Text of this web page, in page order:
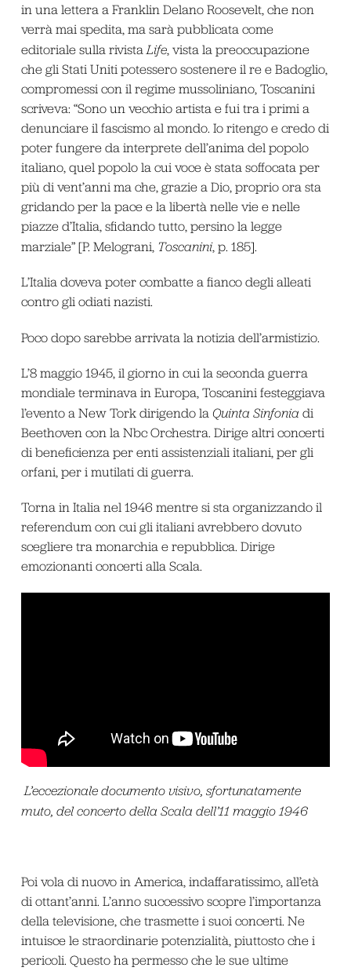
in una lettera a Franklin Delano Roosevelt, che non
verrà mai spedita, ma sarà pubblicata come
editoriale sulla rivista Life, vista la preoccupazione
che gli Stati Uniti potessero sostenere il re e Badoglio,
compromessi con il regime mussoliniano, Toscanini
scriveva: “Sono un vecchio artista e fui tra i primi a
denunciare il fascismo al mondo. Io ritengo e credo di
poter fungere da interprete dell’anima del popolo
italiano, quel popolo la cui voce è stata soffocata per
più di vent’anni ma che, grazie a Dio, proprio ora sta
gridando per la pace e la libertà nelle vie e nelle
piazze d’Italia, sfidando tutto, persino la legge
marziale” [P. Melograni, Toscanini, p. 185].
L’Italia doveva poter combatte a fianco degli alleati
contro gli odiati nazisti.
Poco dopo sarebbe arrivata la notizia dell’armistizio.
L’8 maggio 1945, il giorno in cui la seconda guerra
mondiale terminava in Europa, Toscanini festeggiava
l’evento a New Tork dirigendo la Quinta Sinfonia di
Beethoven con la Nbc Orchestra. Dirige altri concerti
di beneficienza per enti assistenziali italiani, per gli
orfani, per i mutilati di guerra.
Torna in Italia nel 1946 mentre si sta organizzando il
referendum con cui gli italiani avrebbero dovuto
scegliere tra monarchia e repubblica. Dirige
emozionanti concerti alla Scala.
L’eccezionale documento visivo, sfortunatamente
muto, del concerto della Scala dell’11 maggio 1946
Poi vola di nuovo in America, indaffaratissimo, all’età
di ottant’anni. L’anno successivo scopre l’importanza
della televisione, che trasmette i suoi concerti. Ne
intuisce le straordinarie potenzialità, piuttosto che i
pericoli. Questo ha permesso che le sue ultime